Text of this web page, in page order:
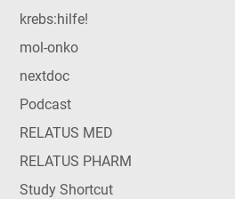
krebs:hilfe!
mol-onko
nextdoc
Podcast
RELATUS MED
RELATUS PHARM
Study Shortcut